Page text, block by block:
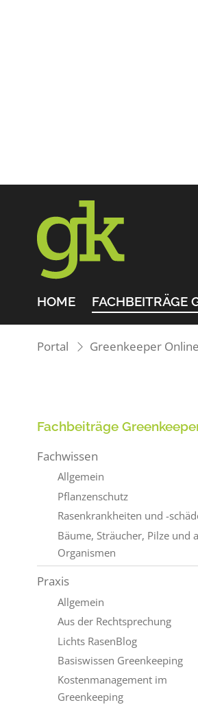
HOME FACHBEITRÄGE
Portal Greenkeeper Online
Fachbeiträge
Fachwissen
Allgemein
Pflanzenschutz
Rasenkrankheiten und -
Bäume, Sträucher, Pilze und
Organismen
Praxis
Allgemein
Aus der Rechtsprechung
Lichts RasenBlog
Basiswissen Greenkeeping
Kostenmanagement im
Greenkeeping